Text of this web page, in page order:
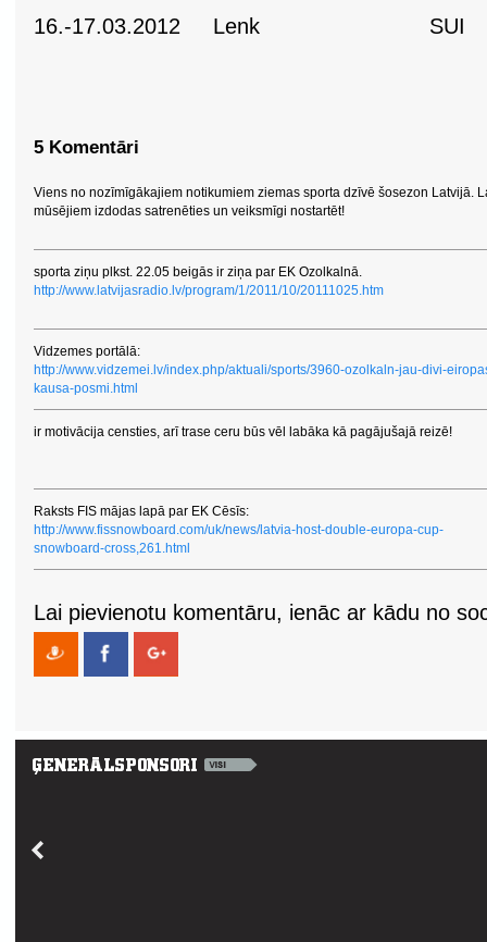
16.-17.03.2012 Lenk SUI
5 Komentāri
Viens no nozīmīgākajiem notikumiem ziemas sporta dzīvē šosezon Latvijā.
mūsējiem izdodas satrenēties un veiksmīgi nostartēt!
sporta ziņu plkst. 22.05 beigās ir ziņa par EK Ozolkalnā.
http://www.latvijasradio.lv/program/1/2011/10/20111025.htm
Vidzemes portālā:
http://www.vidzemei.lv/index.php/aktuali/sports/3960-ozolkaln-jau-divi-
kausa-posmi.html
ir motivācija censties, arī trase ceru būs vēl labāka kā pagājušajā reizē!
Raksts FIS mājas lapā par EK Cēsīs:
http://www.fissnowboard.com/uk/news/latvia-host-double-europa-cup-
snowboard-cross,261.html
Lai pievienotu komentāru, ienāc ar kādu no